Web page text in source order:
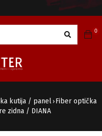
0
kutija / panel › Fiber optička
zidna / DIANA